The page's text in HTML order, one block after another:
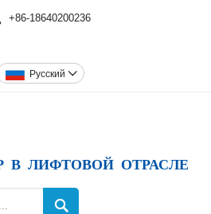
+86-18640200236
Pусский 
В ЛИФТОВОЙ ОТРАСЛЕ
